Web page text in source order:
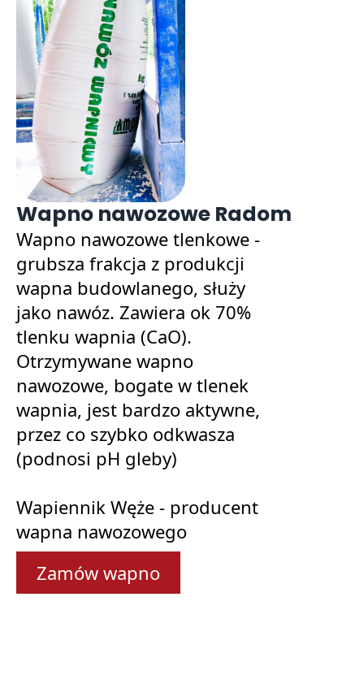
Wapno nawozowe Radom
Wapno nawozowe tlenkowe -
grubsza frakcja z produkcji
wapna budowlanego, służy
jako nawóz. Zawiera ok 70%
tlenku wapnia (CaO).
Otrzymywane wapno
nawozowe, bogate w tlenek
wapnia, jest bardzo aktywne,
przez co szybko odkwasza
(podnosi pH gleby)
Wapiennik Węże - producent
wapna nawozowego
Zamów wapno